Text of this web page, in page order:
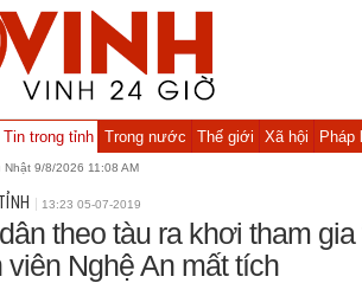
Tin trong tỉnh Trong nước Thế giới Xã hội Pháp
Nhật 9/8/2026 11:08 AM
13:23 05-07-2019
theo tàu ra khơi tham
viên Nghệ An mất tích